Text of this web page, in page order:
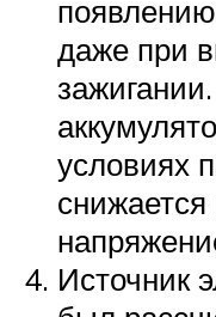
даже при
условиях
Источник